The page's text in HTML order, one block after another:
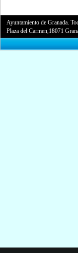
Ayuntamiento de Granada.
Plaza del Carmen,18071